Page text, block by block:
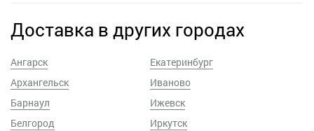
Доставка в других городах
Ангарск
Архангельск
Барнаул
Белгород
Екатеринбург
Иваново
Ижевск
Иркутск